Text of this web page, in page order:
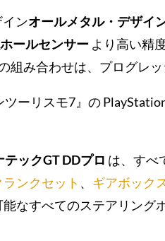
ンオールメタル・デザイ
ールセンサー より高い精
組み合わせは、プログレ
ツーリスモ7 』の
テックGT DDプロ は、すべ
ランクセット 、 ギアボック
なすべてのステアリング